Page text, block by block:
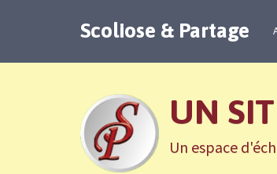
Scoliose & Partage
UN
Un espace